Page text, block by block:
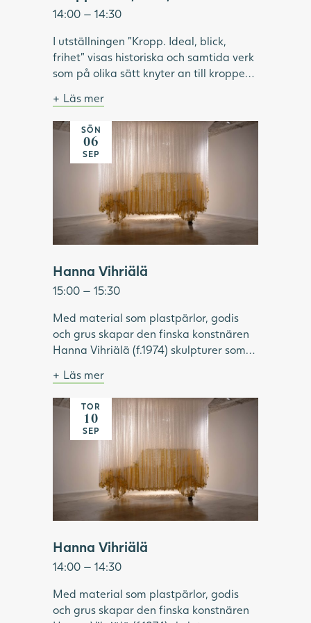
14:00 — 14:30
I utställningen "Kropp. Ideal, blick,
frihet" visas historiska och samtida verk
som på olika sätt knyter an till kroppen.
format och omformat idéer om kropp
och skönhet. Vilken roll har modellen
haft inom konsthistorien? Vilka kroppar
har visats upp och utifrån vems blick? Vi
tittar på konstnärskap som utmanar
kroppsliga ideal och ser exempel på
konstnärer som använder kroppen som
verktyg för frigörelse.
Bild: Julia Peirone, Ocean Dream ur
serien Diamonds Dancing, 2017,
Göteborgs konstmuseum.
Läs mer
Många hängande band skapar bilden av en
gul bil
SÖN
06
SEP
Hanna Vihriälä
15:00 — 15:30
Med material som plastpärlor, godis
och grus skapar den finska konstnären
Hanna Vihriälä (f.1974) skulpturer som
och sällan uppmärksammade i konsten.
Genom att för hand trä godis eller
akrylpärlor på stålvajrar, skapar
Vihriälä installationer som kan innehålla
upp till 350 000 delar. Tillsammans
bildar de en illusorisk helhet, i verk som
är både komplexa, lekfulla och sinnliga.
Under visningen fördjupar vi oss i
utställningen "Same Moment of
Pleasure" och Hanna Vihriäläs
konstnärskap.
Bild: Hanna Vihriälä, Mercedes-Benz G-
klass, 2022. Foto: Hossein Sehatlou,
Göteborgs konstmuseum.
Läs mer
Många hängande band skapar bilden av en
gul bil
TOR
10
SEP
Hanna Vihriälä
14:00 — 14:30
Med material som plastpärlor, godis
och grus skapar den finska konstnären